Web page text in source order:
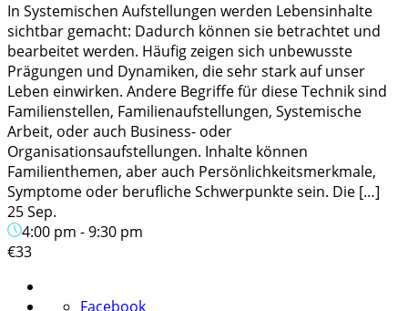
In Systemischen Aufstellungen werden Lebensinhalte
sichtbar gemacht: Dadurch können sie betrachtet und
bearbeitet werden. Häufig zeigen sich unbewusste
Prägungen und Dynamiken, die sehr stark auf unser
Leben einwirken. Andere Begriffe für diese Technik sind
Familienstellen, Familienaufstellungen, Systemische
Arbeit, oder auch Business- oder
Organisationsaufstellungen. Inhalte können
Familienthemen, aber auch Persönlichkeitsmerkmale,
Symptome oder berufliche Schwerpunkte sein. Die […]
25 Sep.
4:00 pm -9:30 pm
€33
Facebook